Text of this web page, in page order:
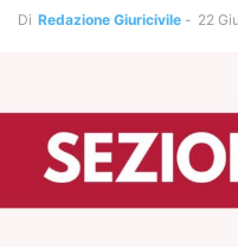
Di Redazione Giuricivile - 22